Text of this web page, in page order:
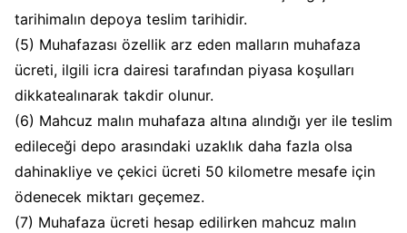
tarihimalın depoya teslim tarihidir.
(5) Muhafazası özellik arz eden malların muhafaza
ücreti, ilgili icra dairesi tarafından piyasa koşulları
dikkatealınarak takdir olunur.
(6) Mahcuz malın muhafaza altına alındığı yer ile teslim
edileceği depo arasındaki uzaklık daha fazla olsa
dahinakliye ve çekici ücreti 50 kilometre mesafe için
ödenecek miktarı geçemez.
(7) Muhafaza ücreti hesap edilirken mahcuz malın